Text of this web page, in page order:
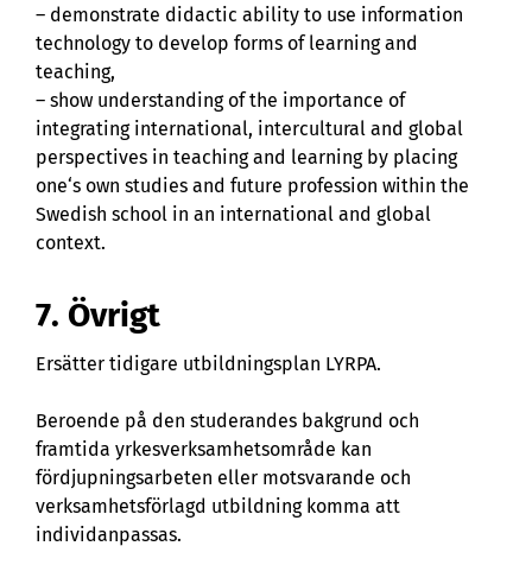
– demonstrate didactic ability to use information
technology to develop forms of learning and
teaching,
– show understanding of the importance of
integrating international, intercultural and global
perspectives in teaching and learning by placing
one‘s own studies and future profession within the
Swedish school in an international and global
context.
7. Övrigt
Ersätter tidigare utbildningsplan LYRPA.
Beroende på den studerandes bakgrund och
framtida yrkesverksamhetsområde kan
fördjupningsarbeten eller motsvarande och
verksamhetsförlagd utbildning komma att
individanpassas.